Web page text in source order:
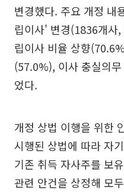
변경했다. 주요 개정 내
립이사' 변경(1836개사
립이사 비율 상향
(57.0%), 이사 충실의
었다.
개정 상법 이행을 위한
시행된 상법에 따라 자
기존 취득 자사주를 보
관련 안건을 상정해 모